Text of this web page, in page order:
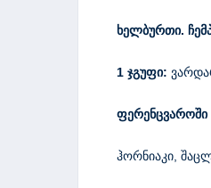
ხელბურთი.
1 ჯგუფი:
ფერენცვაროში
ჰორნიაკი,